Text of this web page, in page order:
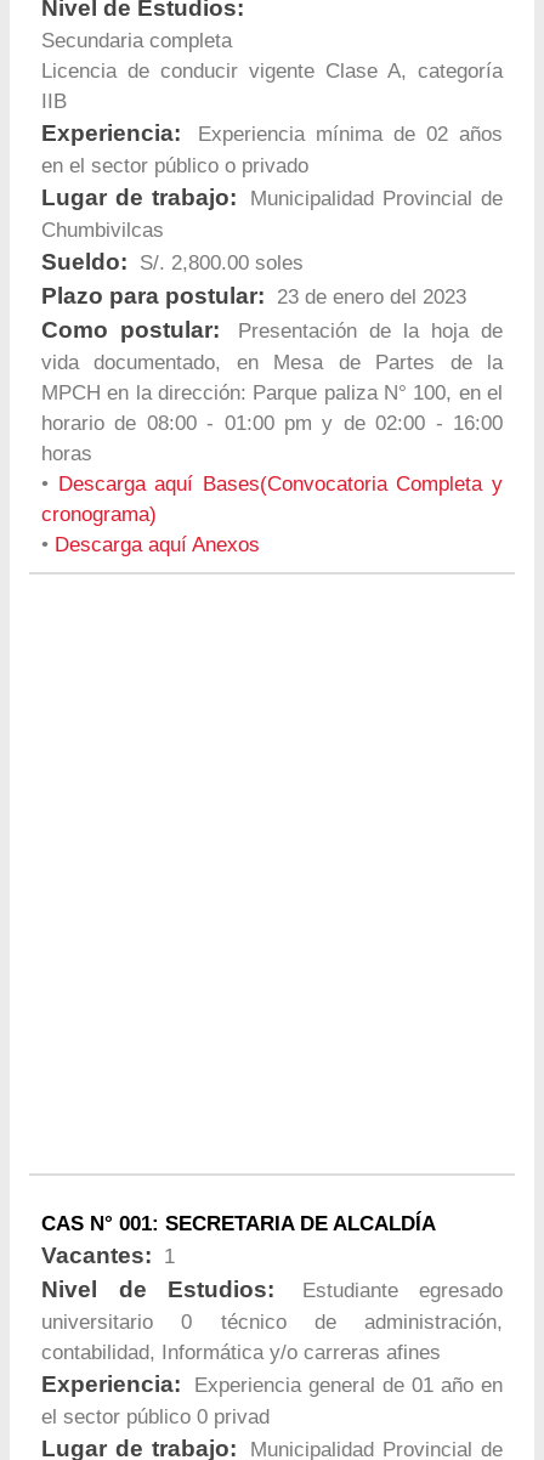
Nivel de Estudios:
Secundaria completa
Licencia de conducir vigente Clase A, categoría
IIB
Experiencia:
Experiencia mínima de 02 años
en el sector público o privado
Lugar de trabajo:
Municipalidad Provincial de
Chumbivilcas
Sueldo: S/. 2,800.00 soles
Plazo para postular: 23 de enero del 2023
Como postular:
Presentación de la hoja de
vida documentado, en Mesa de Partes de la
MPCH en la dirección: Parque paliza N° 100, en el
horario de 08:00 - 01:00 pm y de 02:00 - 16:00
horas
•
Descarga aquí Bases(Convocatoria Completa y
cronograma)
• Descarga aquí Anexos
CAS N° 001: SECRETARIA DE ALCALDÍA
Vacantes: 1
Nivel de Estudios:
Estudiante egresado
universitario 0 técnico de administración,
contabilidad, Informática y/o carreras afines
Experiencia:
Experiencia general de 01 año en
el sector público 0 privad
Lugar de trabajo: Municipalidad Provincial de